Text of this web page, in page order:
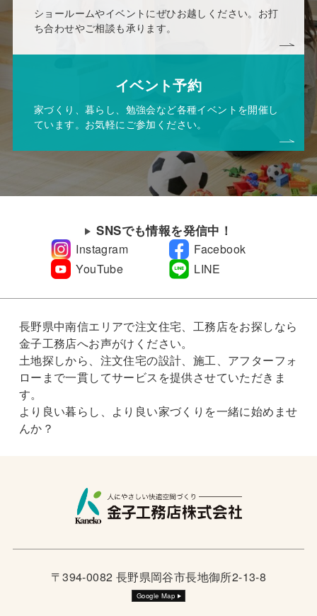
ショールームやイベントにぜひお越しください。お打
ち合わせやご相談も承ります。
イベント予約
家づくり、暮らし、勉強会など各種イベントを開催し
ています。お気軽にご参加ください。
SNSでも情報を発信中！
Instagram
Facebook
YouTube
LINE
長野県中南信エリアで注文住宅、工務店をお探しなら
金子工務店へお声がけください。
土地探しから、注文住宅の設計、施工、アフターフォ
ローまで一貫してサービスを提供させていただきま
す。
より良い暮らし、より良い家づくりを一緒に始めませ
んか？
〒394-0082 長野県岡谷市長地御所2-13-8
Google Map